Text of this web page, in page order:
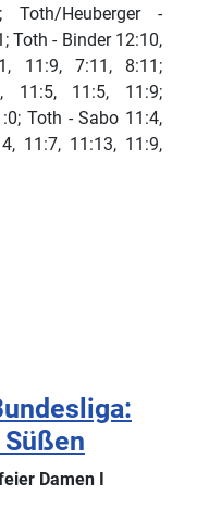
Toth/Heuberger -
Toth - Binder 12:10,
11:9, 7:11, 8:11;
11:5, 11:5, 11:9;
Toth - Sabo 11:4,
11:7, 11:13, 11:9,
Damen I